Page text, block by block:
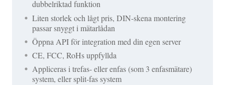
dubbelriktad funktion
Liten storlek och lågt pris, DIN-skena montering
passar snyggt i mätarlådan
Öppna API för integration med din egen server
CE, FCC, RoHs uppfyllda
Appliceras i trefas- eller enfas (som 3 enfasmätare)
system, eller split-fas system